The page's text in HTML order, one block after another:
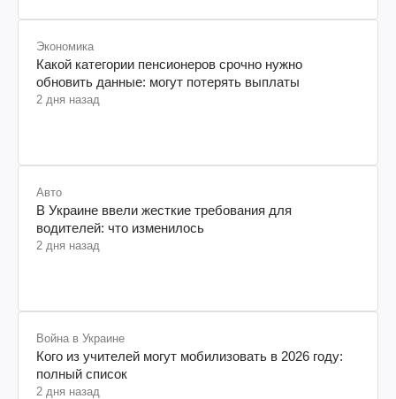
Экономика
Какой категории пенсионеров срочно нужно
обновить данные: могут потерять выплаты
2 дня назад
Авто
В Украине ввели жесткие требования для
водителей: что изменилось
2 дня назад
Война в Украине
Кого из учителей могут мобилизовать в 2026 году:
полный список
2 дня назад